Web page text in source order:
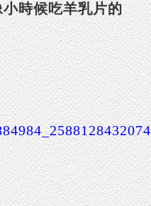
時候吃羊乳片的